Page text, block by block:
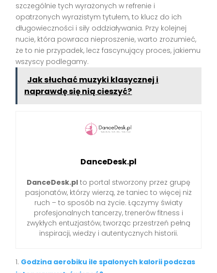
szczególnie tych wyrażonych w refrenie i
opatrzonych wyrazistym tytułem, to klucz do ich
długowieczności i siły oddziaływania. Przy kolejnej
nucie, która powraca nieproszenie, warto zrozumieć,
że to nie przypadek, lecz fascynujący proces, jakiemu
wszyscy podlegamy.
Jak słuchać muzyki klasycznej i
naprawdę się nią cieszyć?
DanceDesk.pl
DanceDesk.pl to portal stworzony przez grupę
pasjonatów, którzy wierzą, że taniec to więcej niż
ruch – to sposób na życie. Łączymy światy
profesjonalnych tancerzy, trenerów fitness i
zwykłych entuzjastów, tworząc przestrzeń pełną
inspiracji, wiedzy i autentycznych historii.
Godzina aerobiku ile spalonych kalorii podczas